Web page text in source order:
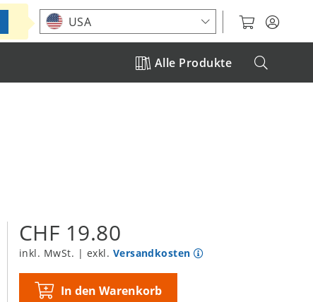
Standort auswählen
Alle Produkte
USA
CHF 19.80
inkl. MwSt. | exkl. Versandkosten
In den Warenkorb